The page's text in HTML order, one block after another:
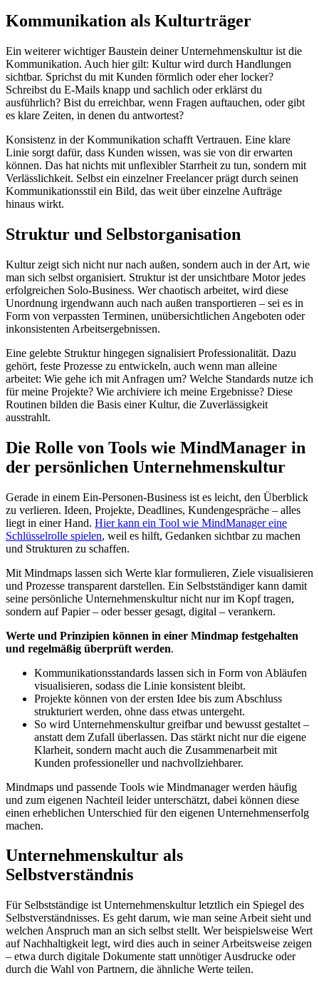
Kommunikation als Kulturträger
Ein weiterer wichtiger Baustein deiner Unternehmenskultur ist die
Kommunikation. Auch hier gilt: Kultur wird durch Handlungen
sichtbar. Sprichst du mit Kunden förmlich oder eher locker?
Schreibst du E-Mails knapp und sachlich oder erklärst du
ausführlich? Bist du erreichbar, wenn Fragen auftauchen, oder gibt
es klare Zeiten, in denen du antwortest?
Konsistenz in der Kommunikation schafft Vertrauen. Eine klare
Linie sorgt dafür, dass Kunden wissen, was sie von dir erwarten
können. Das hat nichts mit unflexibler Starrheit zu tun, sondern mit
Verlässlichkeit. Selbst ein einzelner Freelancer prägt durch seinen
Kommunikationsstil ein Bild, das weit über einzelne Aufträge
hinaus wirkt.
Struktur und Selbstorganisation
Kultur zeigt sich nicht nur nach außen, sondern auch in der Art, wie
man sich selbst organisiert. Struktur ist der unsichtbare Motor jedes
erfolgreichen Solo-Business. Wer chaotisch arbeitet, wird diese
Unordnung irgendwann auch nach außen transportieren – sei es in
Form von verpassten Terminen, unübersichtlichen Angeboten oder
inkonsistenten Arbeitsergebnissen.
Eine gelebte Struktur hingegen signalisiert Professionalität. Dazu
gehört, feste Prozesse zu entwickeln, auch wenn man alleine
arbeitet: Wie gehe ich mit Anfragen um? Welche Standards nutze ich
für meine Projekte? Wie archiviere ich meine Ergebnisse? Diese
Routinen bilden die Basis einer Kultur, die Zuverlässigkeit
ausstrahlt.
Die Rolle von Tools wie MindManager in
der persönlichen Unternehmenskultur
Gerade in einem Ein-Personen-Business ist es leicht, den Überblick
zu verlieren. Ideen, Projekte, Deadlines, Kundengespräche – alles
liegt in einer Hand. Hier kann ein Tool wie MindManager eine
Schlüsselrolle spielen, weil es hilft, Gedanken sichtbar zu machen
und Strukturen zu schaffen.
Mit Mindmaps lassen sich Werte klar formulieren, Ziele visualisieren
und Prozesse transparent darstellen. Ein Selbstständiger kann damit
seine persönliche Unternehmenskultur nicht nur im Kopf tragen,
sondern auf Papier – oder besser gesagt, digital – verankern.
Werte und Prinzipien können in einer Mindmap festgehalten
und regelmäßig überprüft werden.
Kommunikationsstandards lassen sich in Form von Abläufen
visualisieren, sodass die Linie konsistent bleibt.
Projekte können von der ersten Idee bis zum Abschluss
strukturiert werden, ohne dass etwas untergeht.
So wird Unternehmenskultur greifbar und bewusst gestaltet –
anstatt dem Zufall überlassen. Das stärkt nicht nur die eigene
Klarheit, sondern macht auch die Zusammenarbeit mit
Kunden professioneller und nachvollziehbarer.
Mindmaps und passende Tools wie Mindmanager werden häufig
und zum eigenen Nachteil leider unterschätzt, dabei können diese
einen erheblichen Unterschied für den eigenen Unternehmenserfolg
machen.
Unternehmenskultur als
Selbstverständnis
Für Selbstständige ist Unternehmenskultur letztlich ein Spiegel des
Selbstverständnisses. Es geht darum, wie man seine Arbeit sieht und
welchen Anspruch man an sich selbst stellt. Wer beispielsweise Wert
auf Nachhaltigkeit legt, wird dies auch in seiner Arbeitsweise zeigen
– etwa durch digitale Dokumente statt unnötiger Ausdrucke oder
durch die Wahl von Partnern, die ähnliche Werte teilen.